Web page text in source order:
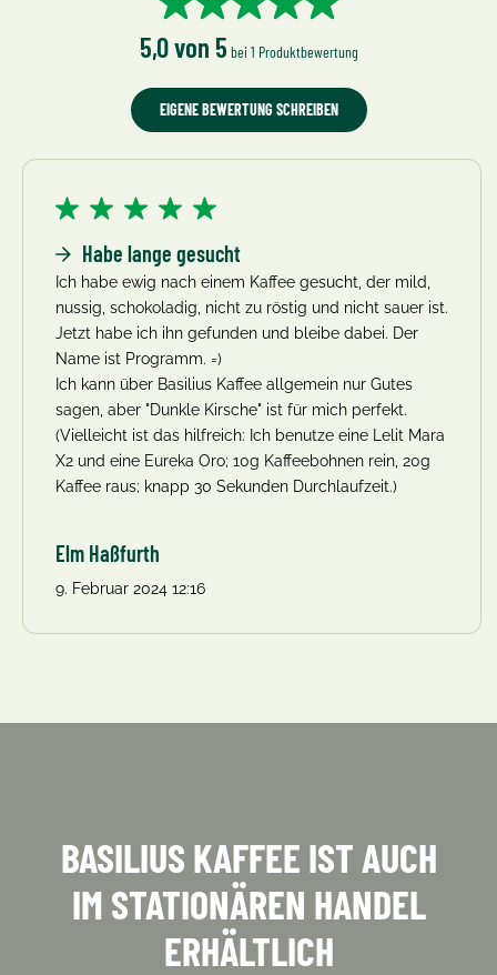
Durchschnittliche Bewertung
5,0 von 5 bei 1 Produktbewertung
EIGENE BEWERTUNG SCHREIBEN
Habe lange gesucht
Ich habe ewig nach einem Kaffee gesucht, der mild,
nussig, schokoladig, nicht zu röstig und nicht sauer ist.
Jetzt habe ich ihn gefunden und bleibe dabei. Der
Name ist Programm. =)
Ich kann über Basilius Kaffee allgemein nur Gutes
sagen, aber "Dunkle Kirsche" ist für mich perfekt.
(Vielleicht ist das hilfreich: Ich benutze eine Lelit Mara
X2 und eine Eureka Oro; 10g Kaffeebohnen rein, 20g
Kaffee raus; knapp 30 Sekunden Durchlaufzeit.)
Elm Haßfurth
9. Februar 2024 12:16
BASILIUS KAFFEE IST AUCH
IM STATIONÄREN HANDEL
ERHÄLTLICH